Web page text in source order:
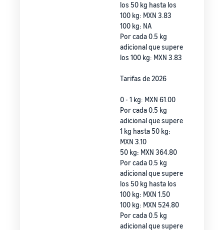
los 50 kg hasta los
100 kg: MXN 3.83
100 kg: NA
Por cada 0.5 kg
adicional que supere
los 100 kg: MXN 3.83
Tarifas de 2026
0 - 1 kg: MXN 61.00
Por cada 0.5 kg
adicional que supere
1 kg hasta 50 kg:
MXN 3.10
50 kg: MXN 364.80
Por cada 0.5 kg
adicional que supere
los 50 kg hasta los
100 kg: MXN 1.50
100 kg: MXN 524.80
Por cada 0.5 kg
adicional que supere